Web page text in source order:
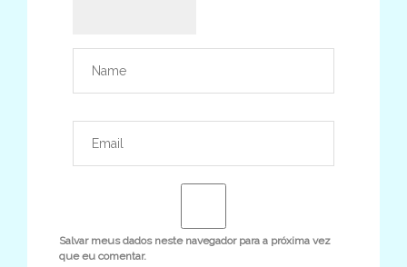
Salvar meus dados neste navegador para a próxima vez
que eu comentar.